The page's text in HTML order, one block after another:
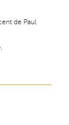
de Paul